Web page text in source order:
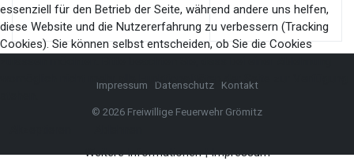
Impressum Datenschutz Kontakt
© 2026 Freiwillige Feuerwehr Grömitz
essenziell für den Betrieb der Seite, während andere uns helfen,
diese Website und die Nutzererfahrung zu verbessern (Tracking
Cookies). Sie können selbst entscheiden, ob Sie die Cookies
womöglich nicht mehr alle Funktionalitäten der Seite zur Verfügung
Weitere Informationen|Impressum